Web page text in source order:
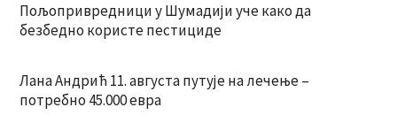
Пољопривредници у Шумадији уче како да
безбедно користе пестициде
Лана Андрић 11. августа путује на лечење –
потребно 45.000 евра